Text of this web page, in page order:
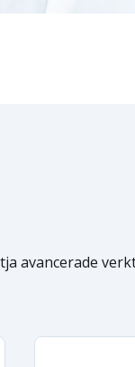
avancerade